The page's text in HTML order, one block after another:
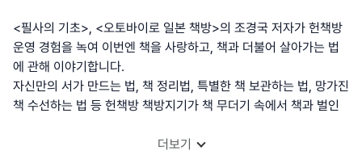
<필사의 기초>, <오토바이로 일본 책방>의 조경국 저자가 헌책방
운영 경험을 녹여 이번엔 책을 사랑하고, 책과 더불어 살아가는 법
에 관해 이야기합니다.
자신만의 서가 만드는 법, 책 정리법, 특별한 책 보관하는 법, 망가진
책 수선하는 법 등 헌책방 책방지기가 책 무더기 속에서 책과 벌인
더보기